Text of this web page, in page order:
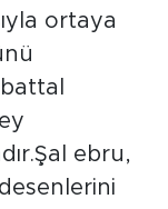
ortaya
ebru,